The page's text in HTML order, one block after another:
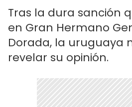
Tras la dura sanción
en Gran Hermano
Dorada, la uruguaya
revelar su opinión.